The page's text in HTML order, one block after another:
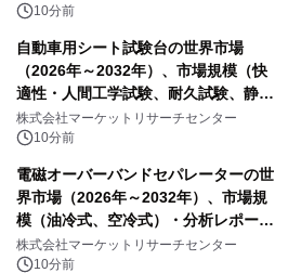
トを発表
10分前
自動車用シート試験台の世界市場
（2026年～2032年）、市場規模（快
適性・人間工学試験、耐久試験、静的
試験、動的試験、その他）・分析レポ
ートを発表
株式会社マーケットリサーチセンター
10分前
電磁オーバーバンドセパレーターの世
界市場（2026年～2032年）、市場規
模（油冷式、空冷式）・分析レポート
を発表
株式会社マーケットリサーチセンター
10分前